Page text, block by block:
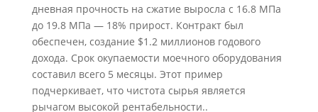
дневная прочность на сжатие выросла с 16.8 МПа
до 19.8 МПа — 18% прирост. Контракт был
обеспечен, создание $1.2 миллионов годового
дохода. Срок окупаемости моечного оборудования
составил всего 5 месяцы. Этот пример
подчеркивает, что чистота сырья является
рычагом высокой рентабельности..